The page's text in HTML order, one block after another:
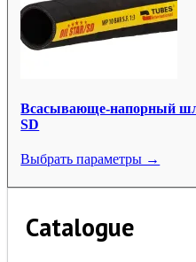
Всасывающе-напорный
SD
Выбрать параметры →
Catalogue